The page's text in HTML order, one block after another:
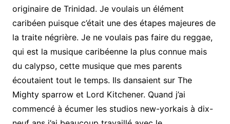
originaire de Trinidad. Je voulais un élément
caribéen puisque c’était une des étapes majeures de
la traite négrière. Je ne voulais pas faire du reggae,
qui est la musique caribéenne la plus connue mais
du calypso, cette musique que mes parents
écoutaient tout le temps. Ils dansaient sur The
Mighty sparrow et Lord Kitchener. Quand j’ai
commencé à écumer les studios new-yorkais à dix-